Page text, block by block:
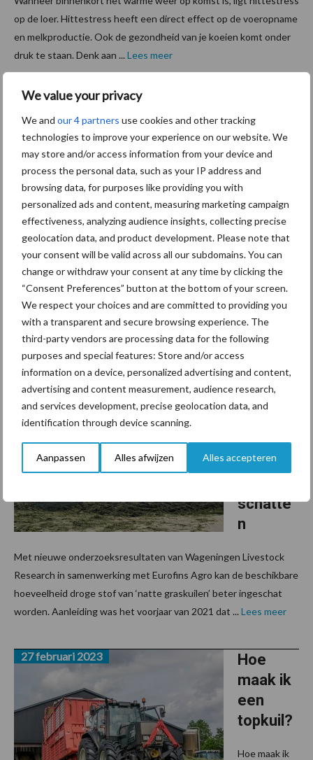
We value your privacy
We and our 4 partners use cookies and other tracking
technologies to improve your experience on our website. We
may store and/or access information from your device and
process the personal data, such as your IP address and
browsing data, for purposes like providing you with
personalized ads and content, measuring marketing campaign
effectiveness, analyzing audience insights, collecting precise
geolocation data, and product development. Please note that
your consent will be valid across all our subdomains. You can
change or withdraw your consent at any time by clicking the
“Consent Preferences” button at the bottom of your screen.
We respect your choices and are committed to providing you
with a transparent and secure browsing experience. The
third-party vendors are processing data for the following
purposes and special features: Store and/or access
information on a device, personalized advertising and content,
advertising and content measurement, audience research,
and services development, precise geolocation data, and
identification through device scanning.
Aanpassen Alles afwijzen Alles accepteren
op de loer. Hittestress heeft een direct effect op de voeropname
en melkproductie. Ook de gezondheid van je koeien komt onder
druk te staan. Denk aan ... Lees meer
Heus
Veehou
der
Moesbe
rgen
over zijn
ervaring
met Bonsilage
7 maart 2023
Jurriaan Moesbergen houdt van hard werken, maar niet van
gedoe. Daarom heeft hij zoveel schik met Bonsilage als
inkuilmiddel in de graskuilen. ‘Dat zorgt echt voor een betere
conservering,’ aldus Jurriaan. ‘Het is kostbaar spul, ...Lees meer
Dichthei
graskuil
en beter
schatte
n
6 maart 2023
Met nieuwe onderzoeksresultaten van Wageningen Livestock
Research in samenwerking met Eurofins Agro kan de beschikbare
hoeveelheid droge stof van ‘natte graskuilen’ beter ingeschat
worden. Aanleiding was het voorjaar van 2021 dat ... Lees meer
Hoe
maak ik
een
topkuil?
27 februari 2023
Hoe maak ik